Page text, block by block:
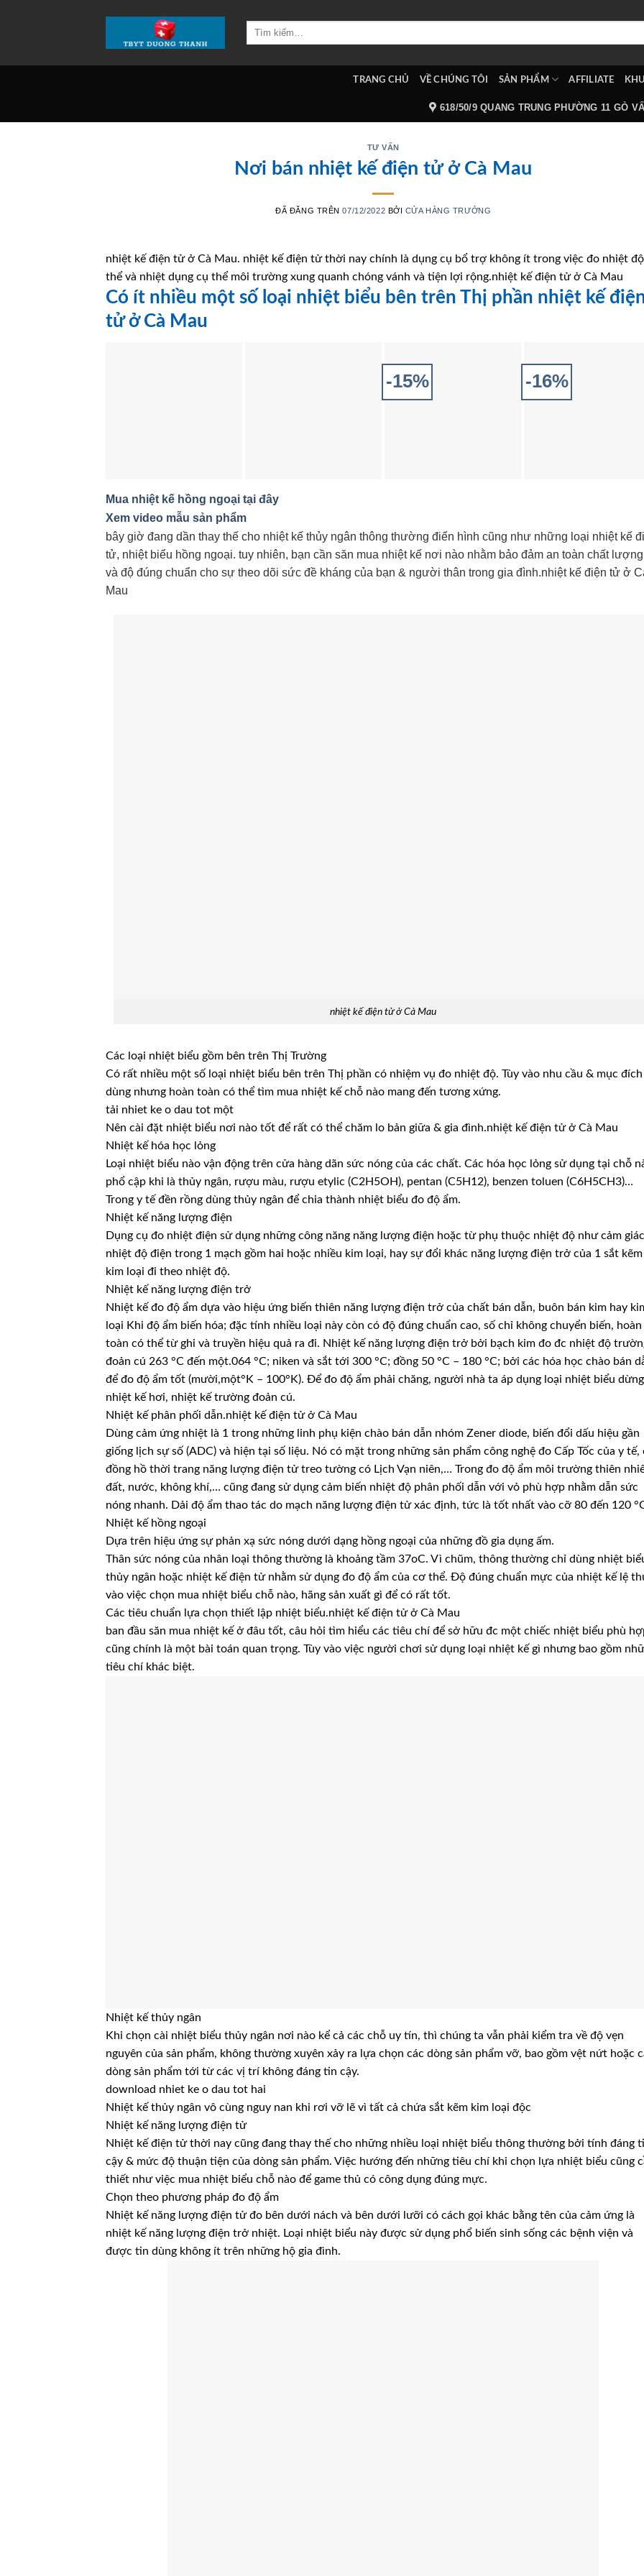
Tìm
TRANG CHỦ VỀ CHÚNG TÔI SẢN PHẨM AFFILIATE
618/50/9 QUANG TRUNG PHƯỜNG 11 GÒ
TƯ VẤN
Nơi bán nhiệt kế điện tử ở Cà Mau
ĐÃ ĐĂNG TRÊN07/12/2022 BỞI CỬA HÀNG TRƯỞNG
nhiệt kế điện tử ở Cà Mau. nhiệt kế điện tử thời nay chính là dụng cụ bổ trợ không ít trong việc đo nhiệt
thể và nhiệt dụng cụ thể môi trường xung quanh chóng vánh và tiện lợi rộng.nhiệt kế điện tử ở Cà Mau
Có ít nhiều một số loại nhiệt biểu bên trên Thị phần nhiệt kế
tử ở Cà Mau
-15% -16%
Mua nhiệt kế hồng ngoại tại đây
Xem video mẫu sản phẩm
bây giờ đang dần thay thế cho nhiệt kế thủy ngân thông thường điển hình cũng như những loại nhiệt kế
tử, nhiệt biểu hồng ngoại. tuy nhiên, bạn cần săn mua nhiệt kế nơi nào nhằm bảo đảm an toàn chất
và độ đúng chuẩn cho sự theo dõi sức đề kháng của bạn & người thân trong gia đình.nhiệt kế điện tử ở
Mau
nhiệt kế điện tử ở Cà Mau
Các loại nhiệt biểu gồm bên trên Thị Trường
Có rất nhiều một số loại nhiệt biểu bên trên Thị phần có nhiệm vụ đo nhiệt độ. Tùy vào nhu cầu & mục đích
dùng nhưng hoàn toàn có thể tìm mua nhiệt kế chỗ nào mang đến tương xứng.
tải nhiet ke o dau tot một
Nên cài đặt nhiệt biểu nơi nào tốt để rất có thể chăm lo bản giữa & gia đình.nhiệt kế điện tử ở Cà Mau
Nhiệt kế hóa học lỏng
Loại nhiệt biểu nào vận động trên cửa hàng dãn sức nóng của các chất. Các hóa học lỏng sử dụng tại chỗ
phổ cập khi là thủy ngân, rượu màu, rượu etylic (C2H5OH), pentan (C5H12), benzen toluen (C6H5CH3)…
Trong y tế đền rồng dùng thủy ngân để chia thành nhiệt biểu đo độ ẩm.
Nhiệt kế năng lượng điện
Dụng cụ đo nhiệt điện sử dụng những công năng năng lượng điện hoặc từ phụ thuộc nhiệt độ như cảm giác
nhiệt độ điện trong 1 mạch gồm hai hoặc nhiều kim loại, hay sự đổi khác năng lượng điện trở của 1 sắt kẽm
kim loại đi theo nhiệt độ.
Nhiệt kế năng lượng điện trở
Nhiệt kế đo độ ẩm dựa vào hiệu ứng biến thiên năng lượng điện trở của chất bán dẫn, buôn bán kim hay
loại Khi độ ẩm biến hóa; đặc tính nhiều loại này còn có độ đúng chuẩn cao, số chỉ không chuyển biến, hoàn
toàn có thể từ ghi và truyền hiệu quả ra đi. Nhiệt kế năng lượng điện trở bởi bạch kim đo đc nhiệt độ
đoản cú 263 °C đến một.064 °C; niken và sắt tới 300 °C; đồng 50 °C – 180 °C; bởi các hóa học chào bán
để đo độ ẩm tốt (mười,một°K – 100°K). Để đo độ ẩm phải chăng, người nhà ta áp dụng loại nhiệt biểu
nhiệt kế hơi, nhiệt kế trường đoản cú.
Nhiệt kế phân phối dẫn.nhiệt kế điện tử ở Cà Mau
Dùng cảm ứng nhiệt là 1 trong những linh phụ kiện chào bán dẫn nhóm Zener diode, biến đổi dấu hiệu gần
giống lịch sự số (ADC) và hiện tại số liệu. Nó có mặt trong những sản phẩm công nghệ đo Cấp Tốc của y tế,
đồng hồ thời trang năng lượng điện tử treo tường có Lịch Vạn niên,… Trong đo độ ẩm môi trường thiên
đất, nước, không khí,… cũng đang sử dụng cảm biến nhiệt độ phân phối dẫn với vỏ phù hợp nhằm dẫn sức
nóng nhanh. Dải độ ẩm thao tác do mạch năng lượng điện tử xác định, tức là tốt nhất vào cỡ 80 đến 120
Nhiệt kế hồng ngoại
Dựa trên hiệu ứng sự phản xạ sức nóng dưới dạng hồng ngoại của những đồ gia dụng ấm.
Thân sức nóng của nhân loại thông thường là khoảng tầm 37oC. Vì chũm, thông thường chỉ dùng nhiệt
thủy ngân hoặc nhiệt kế điện tử nhằm sử dụng đo độ ẩm của cơ thể. Độ đúng chuẩn mực của nhiệt kế lệ
vào việc chọn mua nhiệt biểu chỗ nào, hãng sản xuất gì để có rất tốt.
Các tiêu chuẩn lựa chọn thiết lập nhiệt biểu.nhiệt kế điện tử ở Cà Mau
ban đầu săn mua nhiệt kế ở đâu tốt, câu hỏi tìm hiểu các tiêu chí để sở hữu đc một chiếc nhiệt biểu phù
cũng chính là một bài toán quan trọng. Tùy vào việc người chơi sử dụng loại nhiệt kế gì nhưng bao gồm
tiêu chí khác biệt.
Nhiệt kế thủy ngân
Khi chọn cài nhiệt biểu thủy ngân nơi nào kể cả các chỗ uy tín, thì chúng ta vẫn phải kiểm tra về độ vẹn
nguyên của sản phẩm, không thường xuyên xảy ra lựa chọn các dòng sản phẩm vỡ, bao gồm vệt nứt hoặc
dòng sản phẩm tới từ các vị trí không đáng tin cậy.
download nhiet ke o dau tot hai
Nhiệt kế thủy ngân vô cùng nguy nan khi rơi vỡ lẽ vì tất cả chứa sắt kẽm kim loại độc
Nhiệt kế năng lượng điện tử
Nhiệt kế điện tử thời nay cũng đang thay thế cho những nhiều loại nhiệt biểu thông thường bởi tính đáng
cậy & mức độ thuận tiện của dòng sản phẩm. Việc hướng đến những tiêu chí khi chọn lựa nhiệt biểu cũng
thiết như việc mua nhiệt biểu chỗ nào để game thủ có công dụng đúng mực.
Chọn theo phương pháp đo độ ẩm
Nhiệt kế năng lượng điện tử đo bên dưới nách và bên dưới lưỡi có cách gọi khác bằng tên của cảm ứng là
nhiệt kế năng lượng điện trở nhiệt. Loại nhiệt biểu này được sử dụng phổ biến sinh sống các bệnh viện và
được tin dùng không ít trên những hộ gia đình.